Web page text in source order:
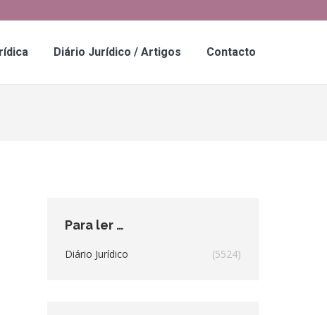
Diário Jurídico / Artigos Contacto
Para ler …
Diário Jurídico (5524)